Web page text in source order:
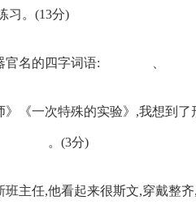
习。(13分)
人体器官名的四字词
》《一次特殊的实验》,我想到
(3分)
班主任,他看起来很斯文,穿戴整